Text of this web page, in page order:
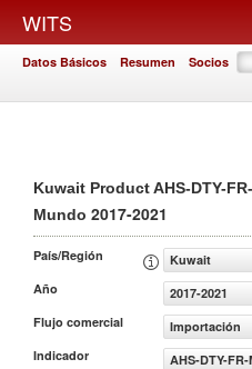
WITS
Datos Básicos Resumen Socios
Kuwait Product AHS-DTY-
Mundo 2017-2021
País/Región
Kuwait
Año
2017-2021
Flujo comercial
Importación
Indicador
AHS-DTY-FR-